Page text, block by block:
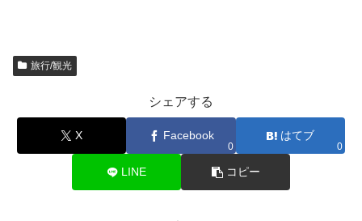
旅行/観光
シェアする
X Facebook
0
はてブ
0
LINE コピー